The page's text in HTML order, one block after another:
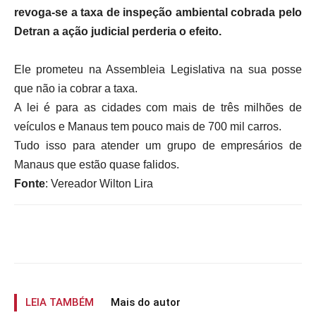
revoga-se a taxa de inspeção ambiental cobrada pelo
Detran a ação judicial perderia o efeito.
Ele prometeu na Assembleia Legislativa na sua posse
que não ia cobrar a taxa.
A lei é para as cidades com mais de três milhões de
veículos e Manaus tem pouco mais de 700 mil carros.
Tudo isso para atender um grupo de empresários de
Manaus que estão quase falidos.
Fonte: Vereador Wilton Lira
LEIA TAMBÉM Mais do autor